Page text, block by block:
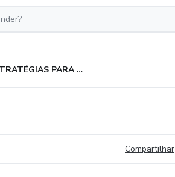
ESTRATÉGIAS PARA ATRAIR LEADS
Compartilhar